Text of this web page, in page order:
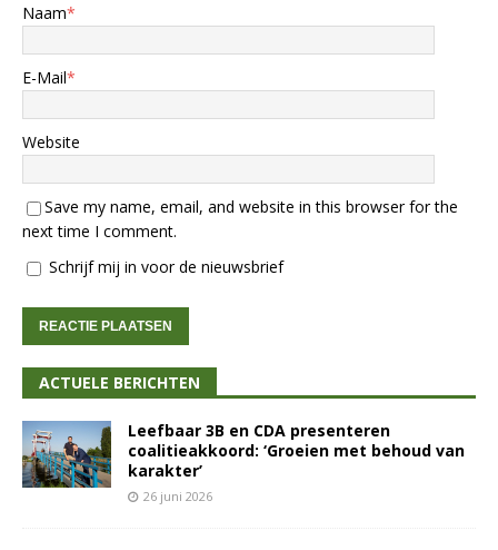
Naam*
E-Mail*
Website
Save my name, email, and website in this browser for the
next time I comment.
Schrijf mij in voor de nieuwsbrief
ACTUELE BERICHTEN
Leefbaar 3B en CDA presenteren
coalitieakkoord: ‘Groeien met behoud van
karakter’
26 juni 2026